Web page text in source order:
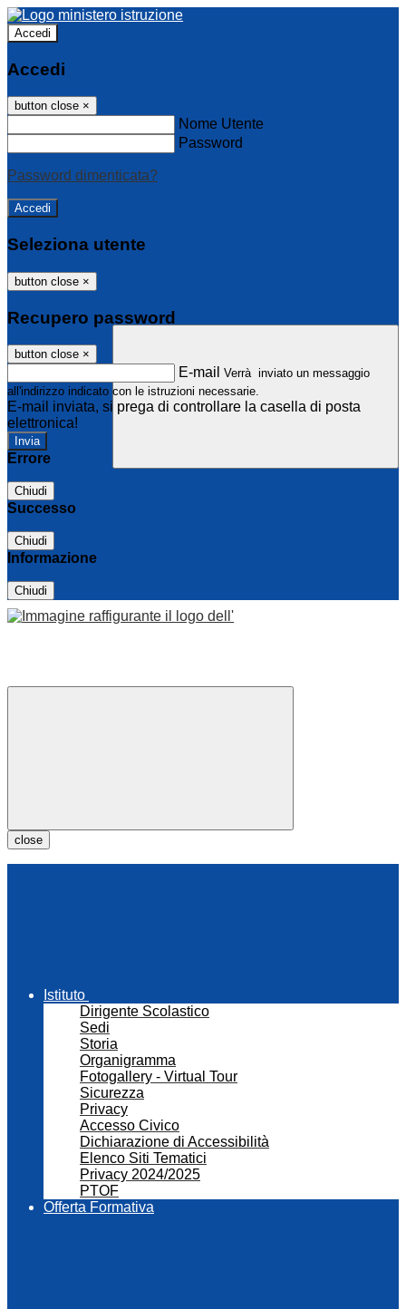
Accedi
Accedi
button close ×
Nome Utente
Password
Password dimenticata?
Seleziona utente
button close ×
Recupero password
button close ×
E-mail Verrà inviato un messaggio
all'indirizzo indicato con le istruzioni necessarie.
E-mail inviata, si prega di controllare la casella di posta
elettronica!
Errore
Chiudi
Successo
Chiudi
Informazione
Chiudi
close
Istituto
Dirigente Scolastico
Sedi
Storia
Organigramma
Fotogallery - Virtual Tour
Sicurezza
Privacy
Accesso Civico
Dichiarazione di Accessibilità
Elenco Siti Tematici
Privacy 2024/2025
PTOF
Offerta Formativa